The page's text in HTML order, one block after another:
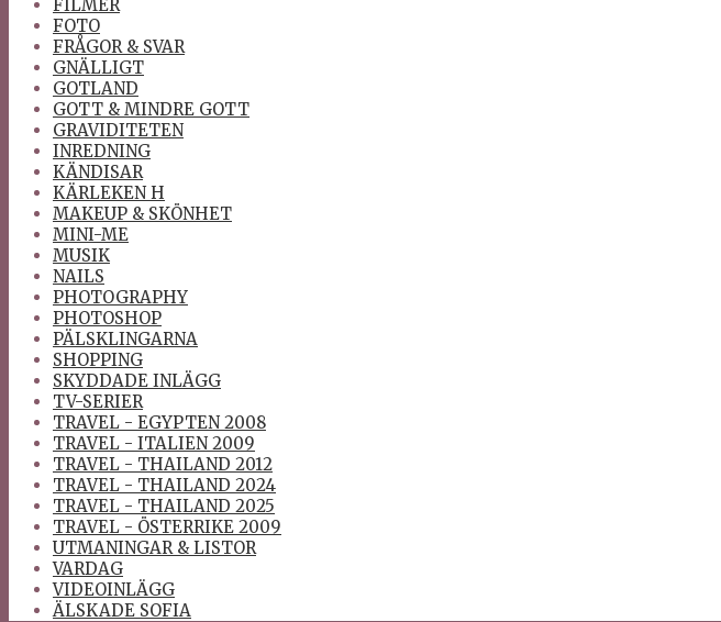
FILMER
FOTO
FRÅGOR & SVAR
GNÄLLIGT
GOTLAND
GOTT & MINDRE GOTT
GRAVIDITETEN
INREDNING
KÄNDISAR
KÄRLEKEN H
MAKEUP & SKÖNHET
MINI-ME
MUSIK
NAILS
PHOTOGRAPHY
PHOTOSHOP
PÄLSKLINGARNA
SHOPPING
SKYDDADE INLÄGG
TV-SERIER
TRAVEL - EGYPTEN 2008
TRAVEL - ITALIEN 2009
TRAVEL - THAILAND 2012
TRAVEL - THAILAND 2024
TRAVEL - THAILAND 2025
TRAVEL - ÖSTERRIKE 2009
UTMANINGAR & LISTOR
VARDAG
VIDEOINLÄGG
ÄLSKADE SOFIA